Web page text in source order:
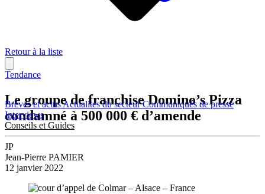
Brèves et actusActualités du secteurCommuniqués de presse
Interviews
Conseils et Guides
Retour à la liste
Tendance
Le groupe de franchise Domino’s Pizza
condamné à 500 000 € d’amende
JP
Jean-Pierre PAMIER
12 janvier 2022